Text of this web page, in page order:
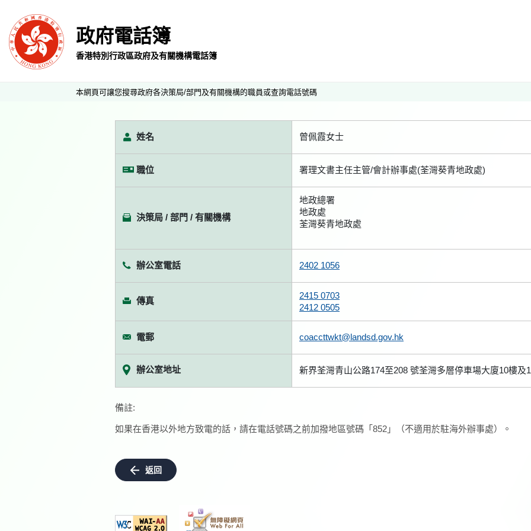
政府電話簿
香港特別行政區政府及有關機構電話簿
本網頁可讓您搜尋政府各決策局/部門及有關機構的職員或查詢電話號碼
姓名 曾佩霞女士
職位 署理文書主任主管/會計辦事處(荃灣葵青地政處)
決策局 / 部門 / 有關機構
地政總署
地政處
荃灣葵青地政處
辦公室電話 2402 1056
傳真
2415 0703
2412 0505
電郵 coaccttwkt@landsd.gov.hk
辦公室地址 新界荃灣青山公路174至208 號荃灣多層停車場大廈10樓及
備註:
如果在香港以外地方致電的話，請在電話號碼之前加撥地區號碼「852」（不適用於駐海外辦事處）。
返回